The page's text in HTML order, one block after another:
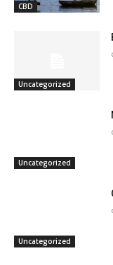
CBD
Uncategorized
Uncategorized
Uncategorized